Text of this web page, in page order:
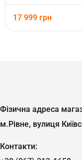
17 999 грн
Фізична адреса
м.Рівне, вулиця
Контакти: